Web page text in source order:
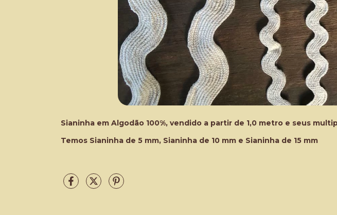
Sianinha em Algodão 100%, vendido a partir de 1,0 metro e seus
Temos Sianinha de 5 mm, Sianinha de 10 mm e Sianinha de 15 mm